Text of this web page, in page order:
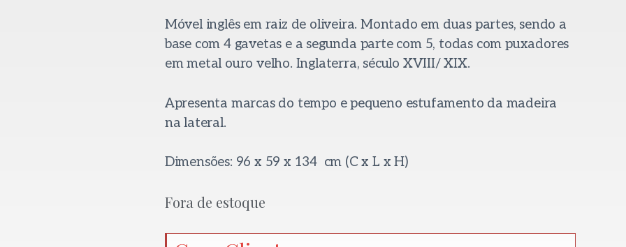
Móvel inglês em raiz de oliveira. Montado em duas partes, sendo a
base com 4 gavetas e a segunda parte com 5, todas com puxadores
em metal ouro velho. Inglaterra, século XVIII/ XIX.
Apresenta marcas do tempo e pequeno estufamento da madeira
na lateral.
Dimensões: 96 x 59 x 134 cm (C x L x H)
Fora de estoque